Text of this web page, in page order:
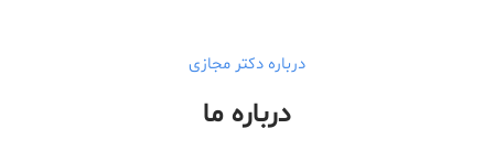
درباره دکتر مجازی
درباره ما